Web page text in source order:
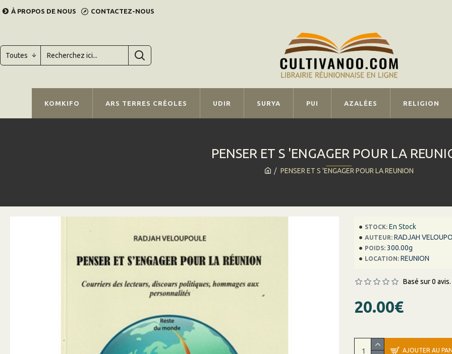
À PROPOS DE NOUS CONTACTEZ-NOUS
Toutes
KOMKIFO ARS TERRES CRÉOLES UDIR SURYA PUI AZALÉES RELIGION
PENSER ET S 'ENGAGER POUR LA REUNION
PENSER ET S 'ENGAGER POUR LA
STOCK: En Stock
AUTEUR: RADJAH
POIDS: 300.00g
LOCATION: REUNION
Basé sur 0 avis.
20.00€
AJOUTER AU